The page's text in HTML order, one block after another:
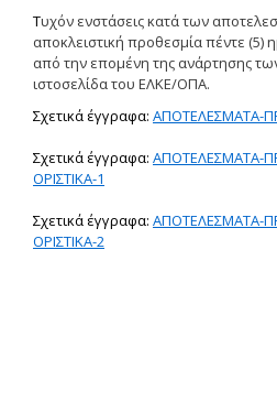
ΕΠ Ανάπτυξη Ανθρώπινου
Δυναμικού, Εκπαίδευση και
Διά Βίου Μάθηση
Καινοτομία
Δημοσιότητα ΕΛ.ΙΔ.Ε.Κ.
Τυχόν ενστάσεις κατά των
αποκλειστική προθεσμία πέντε
από την επομένη της ανάρτησης
ιστοσελίδα του ΕΛΚΕ/ΟΠΑ.
Σχετικά έγγραφα: ΑΠΟΤΕΛΕΣΜΑΤΑ-
Σχετικά έγγραφα: ΑΠΟΤΕΛΕΣΜΑΤΑ-
ΟΡΙΣΤΙΚΑ-1
Σχετικά έγγραφα: ΑΠΟΤΕΛΕΣΜΑΤΑ-
ΟΡΙΣΤΙΚΑ-2